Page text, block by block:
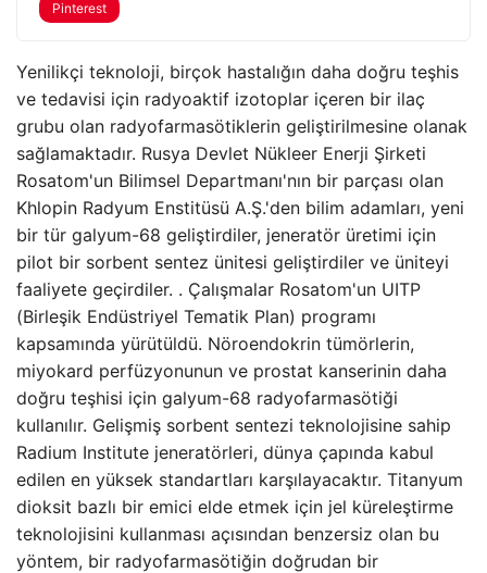
Pinterest
Yenilikçi teknoloji, birçok hastalığın daha doğru teşhis
ve tedavisi için radyoaktif izotoplar içeren bir ilaç
grubu olan radyofarmasötiklerin geliştirilmesine olanak
sağlamaktadır. Rusya Devlet Nükleer Enerji Şirketi
Rosatom'un Bilimsel Departmanı'nın bir parçası olan
Khlopin Radyum Enstitüsü A.Ş.'den bilim adamları, yeni
bir tür galyum-68 geliştirdiler, jeneratör üretimi için
pilot bir sorbent sentez ünitesi geliştirdiler ve üniteyi
faaliyete geçirdiler. . Çalışmalar Rosatom'un UITP
(Birleşik Endüstriyel Tematik Plan) programı
kapsamında yürütüldü. Nöroendokrin tümörlerin,
miyokard perfüzyonunun ve prostat kanserinin daha
doğru teşhisi için galyum-68 radyofarmasötiği
kullanılır. Gelişmiş sorbent sentezi teknolojisine sahip
Radium Institute jeneratörleri, dünya çapında kabul
edilen en yüksek standartları karşılayacaktır. Titanyum
dioksit bazlı bir emici elde etmek için jel küreleştirme
teknolojisini kullanması açısından benzersiz olan bu
yöntem, bir radyofarmasötiğin doğrudan bir